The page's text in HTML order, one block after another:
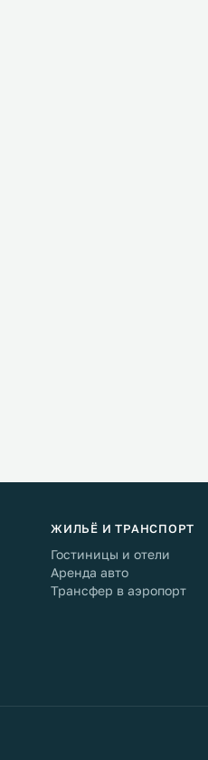
ЖИЛЬЁ И ТРАНСПОРТ
Гостиницы и отели
Аренда авто
Трансфер в аэропорт